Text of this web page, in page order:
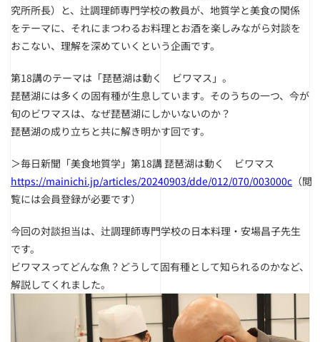
究所所長）と、辻調理師専門学校の教員が、地質学と美食の関係
をテーマに、それにまつわるお料理とお酒を楽しみながら対談を
おこない、理解を深めていくという企画です。
第18講のテーマは「琵琶湖は動く ビワマス」。
琵琶湖には多くの固有種が生息しています。そのうちの一つ、今が
旬のビワマスは、なぜ琵琶湖にしかいないのか？
琵琶湖の成り立ちと共に解き明かす回です。
＞毎日新聞「美食地質学」第18講 琵琶湖は動く ビワマス
https://mainichi.jp/articles/20240903/dde/012/070/003000c （閲
覧には会員登録が必要です）
今回の対談担当は、辻調理師専門学校の日本料理・安場昌子先生
です。
ビワマスってどんな魚？どうして固有種として知られるのかなど、
解説してくれました。